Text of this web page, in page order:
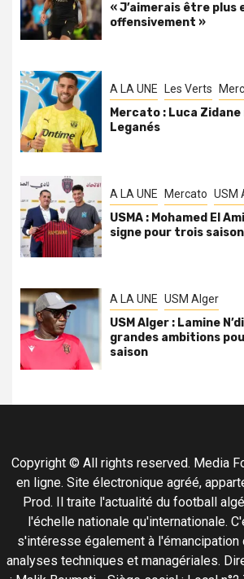
« J’aimerais être plus
offensivement »
A LA UNE Les Verts
Mercato : Luca
Leganés
A LA UNE Mercato USM
USMA : Mohamed El
signe pour trois
A LA UNE USM Alger
USM Alger : Lamine
grandes ambitions
saison
Copyright © All rights reserved. Media
en ligne. Site électronique agréé,
Prod. Il traite l'actualité du football
l'échelle nationale qu'internationale.
s'intéresse également à
analyses techniques et managériales.